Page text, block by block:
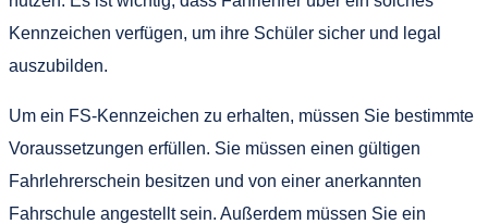
Kennzeichen verfügen, um ihre Schüler sicher und legal
auszubilden.
Um ein FS-Kennzeichen zu erhalten, müssen Sie bestimmte
Voraussetzungen erfüllen. Sie müssen einen gültigen
Fahrlehrerschein besitzen und von einer anerkannten
Fahrschule angestellt sein. Außerdem müssen Sie ein